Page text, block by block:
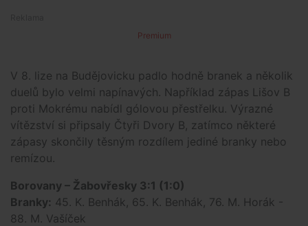
Premium
V 8. lize na Budějovicku padlo hodně branek a několik
duelů bylo velmi napínavých. Například zápas Lišov B
proti Mokrému nabídl gólovou přestřelku. Výrazné
vítězství si připsaly Čtyři Dvory B, zatímco některé
zápasy skončily těsným rozdílem jediné branky nebo
remízou.
Borovany – Žabovřesky 3:1 (1:0)
Branky: 45. K. Benhák, 65. K. Benhák, 76. M. Horák -
88. M. Vašíček